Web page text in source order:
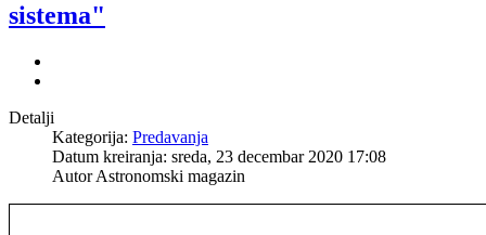
sistema"
Detalji
Kategorija: Predavanja
Datum kreiranja: sreda, 23 decembar 2020 17:08
Autor Astronomski magazin